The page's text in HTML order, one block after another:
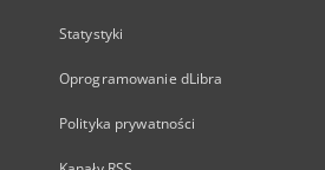
Statystyki
Oprogramowanie dLibra
Polityka prywatności